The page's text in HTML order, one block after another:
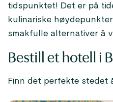
tidspunktet! Det er på
kulinariske
smakfulle alternativer å
Bestill et hotell i
Finn det perfekte stedet